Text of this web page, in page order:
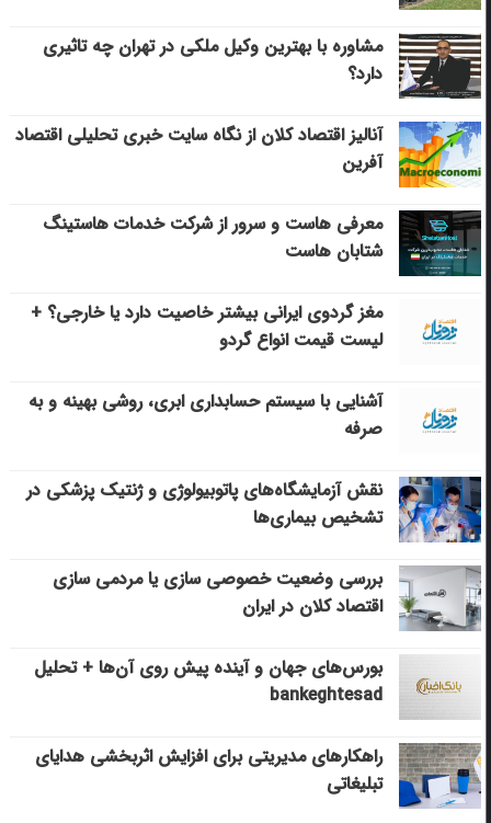
مشاوره با بهترین وکیل ملکی در تهران چه تاثیری
دارد؟
آنالیز اقتصاد کلان از نگاه سایت خبری تحلیلی اقتصاد
آفرین
معرفی هاست و سرور از شرکت خدمات هاستینگ
شتابان هاست
مغز گردوی ایرانی بیشتر خاصیت دارد یا خارجی؟ +
لیست قیمت انواع گردو
آشنایی با سیستم حسابداری ابری، روشی بهینه و به
صرفه
نقش آزمایشگاه‌های پاتوبیولوژی و ژنتیک پزشکی در
تشخیص بیماری‌ها
بررسی وضعیت خصوصی سازی یا مردمی سازی
اقتصاد کلان در ایران
بورس‌های جهان و آینده پیش روی آن‌ها + تحلیل
bankeghtesad
راهکارهای مدیریتی برای افزایش اثربخشی هدایای
تبلیغاتی